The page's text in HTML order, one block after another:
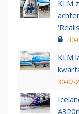
KLM
30-
KLM
30-07-